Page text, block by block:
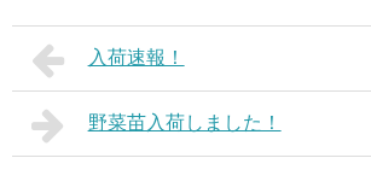
入荷速報！
野菜苗入荷しました！